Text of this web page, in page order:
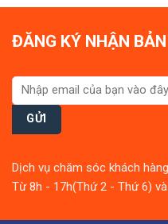
ĐĂNG KÝ NHẬN
Dịch vụ chăm sóc khách
Từ 8h - 17h(Thứ 2 - Thứ 6)